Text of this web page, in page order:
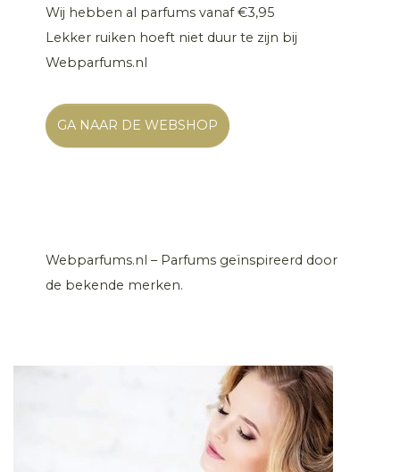
Wij hebben al parfums vanaf €3,95
Lekker ruiken hoeft niet duur te zijn bij
Webparfums.nl
GA NAAR DE WEBSHOP
Webparfums.nl – Parfums geïnspireerd door
de bekende merken.